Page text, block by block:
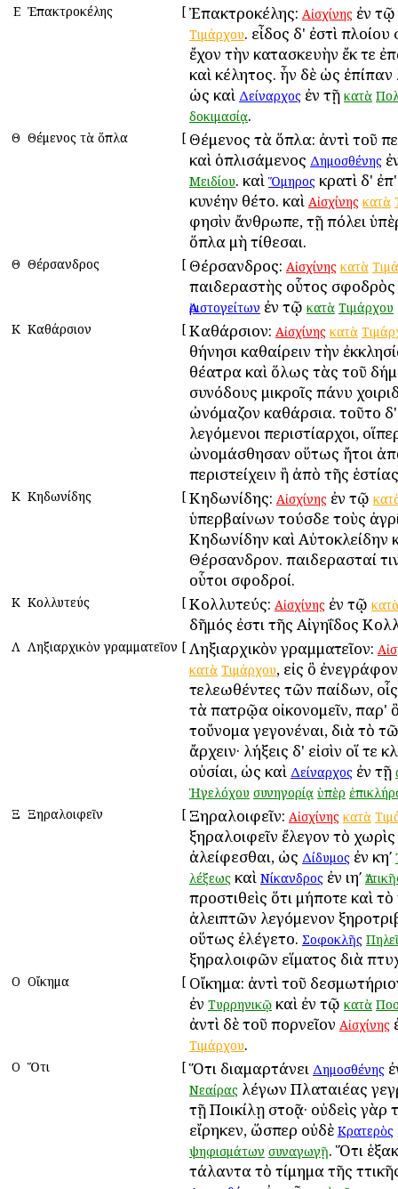
Ε Ἐπακτροκέλης [ Ἐπακτροκέλης: Αἰσχίνης ἐν τῷ
Τιμάρχου. εἶδος δ' ἐστὶ
ἔχον τὴν κατασκευὴν ἔκ τε
καὶ κέλητος. ἦν δὲ ὡς ἐπίπαν
ὡς καὶ Δείναρχος ἐν τῇ κατὰ
δοκιμασίᾳ.
Θ Θέμενος τὰ ὅπλα [ Θέμενος τὰ ὅπλα: ἀντὶ τοῦ
καὶ ὁπλισάμενος Δημοσθένης
Μειδίου. καὶ Ὅμηρος κρατὶ δ'
κυνέην θέτο. καὶ Αἰσχίνης κατὰ
φησὶν ἄνθρωπε, τῇ πόλει
ὅπλα μὴ τίθεσαι.
Θ Θέρσανδρος [ Θέρσανδρος: Αἰσχίνης κατὰ
παιδεραστὴς οὗτος σφοδρὸς
Ἀριστογείτων ἐν τῷ κατὰ Τιμάρχου
Κ Καθάρσιον [ Καθάρσιον: Αἰσχίνης κατὰ
Ἀθήνησι καθαίρειν τὴν
θέατρα καὶ ὅλως τὰς τοῦ
συνόδους μικροῖς πάνυ
ὠνόμαζον καθάρσια. τοῦτο δ'
λεγόμενοι περιστίαρχοι,
ὠνομάσθησαν οὕτως ἤτοι
περιστείχειν ἢ ἀπὸ τῆς
Κ Κηδωνίδης [ Κηδωνίδης: Αἰσχίνης ἐν τῷ
ὑπερβαίνων τούσδε τοὺς
Κηδωνίδην καὶ Αὐτοκλείδην
Θέρσανδρον. παιδερασταί
οὗτοι σφοδροί.
Κ Κολλυτεύς [ Κολλυτεύς: Αἰσχίνης ἐν τῷ
δῆμός ἐστι τῆς Αἰγηΐδος
Λ Ληξιαρχικὸν γραμματεῖον [ Ληξιαρχικὸν γραμματεῖον:
κατὰ Τιμάρχου, εἰς ὃ
τελεωθέντες τῶν παίδων,
τὰ πατρῷα οἰκονομεῖν, παρ'
τοὔνομα γεγονέναι, διὰ τὸ
ἄρχειν· λήξεις δ' εἰσὶν οἵ τε
οὐσίαι, ὡς καὶ Δείναρχος ἐν τῇ
Ἡγελόχου συνηγορίᾳ ὑπὲρ
Ξ Ξηραλοιφεῖν [ Ξηραλοιφεῖν: Αἰσχίνης κατὰ
ξηραλοιφεῖν ἔλεγον τὸ
ἀλείφεσθαι, ὡς Δίδυμος ἐν κηʹ
λέξεως καὶ Νίκανδρος ἐν ιηʹ
προστιθεὶς ὅτι μήποτε καὶ
ἀλειπτῶν λεγόμενον
οὕτως ἐλέγετο. Σοφοκλῆς Πηλεῖ
ξηραλοιφῶν εἵματος διὰ
Ο Οἴκημα [ Οἴκημα: ἀντὶ τοῦ
ἐν Τυρρηνικῷ καὶ ἐν τῷ κατὰ
ἀντὶ δὲ τοῦ πορνεῖον Αἰσχίνης
Τιμάρχου.
Ο Ὅτι [ Ὅτι διαμαρτάνει Δημοσθένης
Νεαίρας λέγων Πλαταιέας
τῇ Ποικίλῃ στοᾷ· οὐδεὶς γὰρ
εἴρηκεν, ὥσπερ οὐδὲ Κρατερὸς
ψηφισμάτων συναγωγῇ. Ὅτι
τάλαντα τὸ τίμημα τῆς